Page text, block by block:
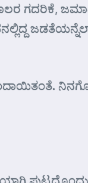
ಗದರಿಕೆ,